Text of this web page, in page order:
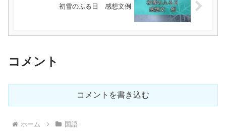
初雪のふる日 感想文例
コメント
コメントを書き込む
ホーム 国語